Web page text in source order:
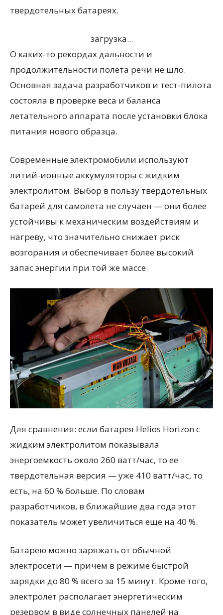
твердотельных батареях.
загрузка...
О каких-то рекордах дальности и
продолжительности полета речи не шло.
Основная задача разработчиков и тест-пилота
состояла в проверке веса и баланса
летательного аппарата после установки блока
питания нового образца.
Современные электромобили используют
литий-ионные аккумуляторы с жидким
электролитом. Выбор в пользу твердотельных
батарей для самолета не случаен — они более
устойчивы к механическим воздействиям и
нагреву, что значительно снижает риск
возгорания и обеспечивает более высокий
запас энергии при той же массе.
Для сравнения: если батарея Helios Horizon с
жидким электролитом показывала
энергоемкость около 260 ватт/час, то ее
твердотельная версия — уже 410 ватт/час, то
есть, на 60 % больше. По словам
разработчиков, в ближайшие два года этот
показатель может увеличиться еще на 40 %.
Батарею можно заряжать от обычной
электросети — причем в режиме быстрой
зарядки до 80 % всего за 15 минут. Кроме того,
электролет располагает энергетическим
резервом в виде солнечных панелей на